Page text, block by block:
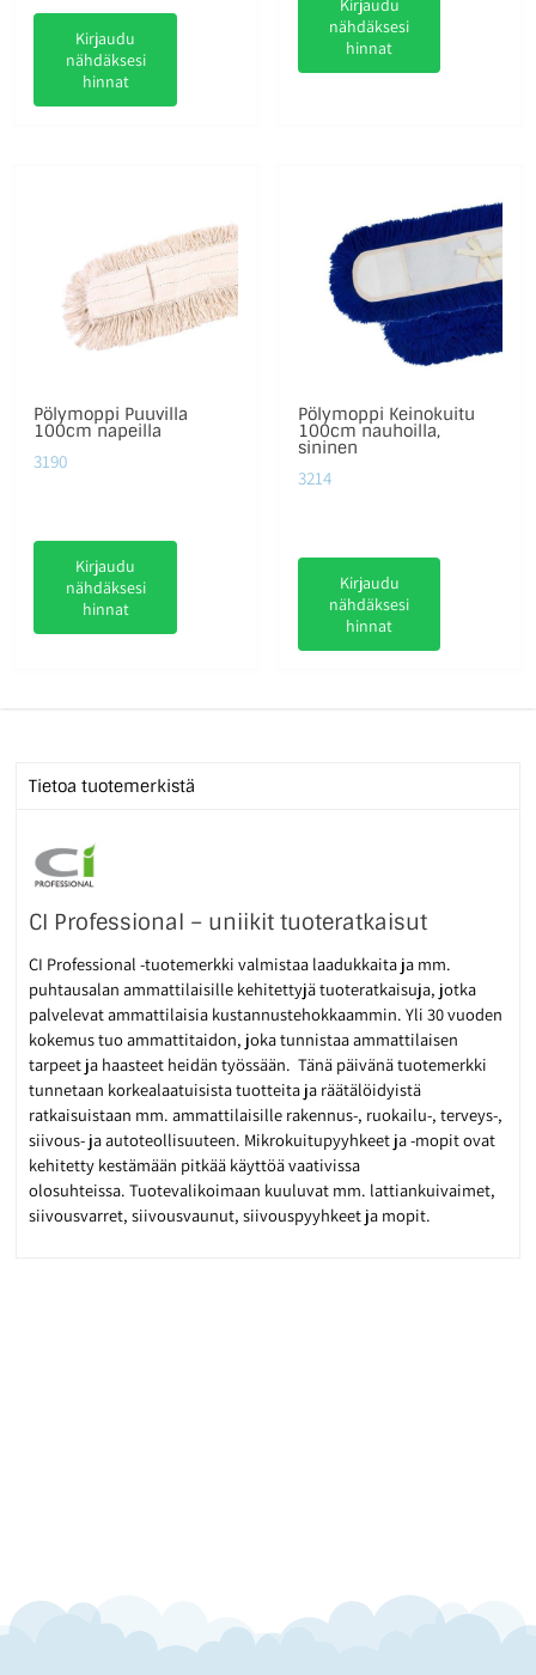
Kirjaudu
nähdäksesi
hinnat
Kirjaudu
nähdäksesi
hinnat
Pölymoppi Puuvilla
100cm napeilla
3190
Kirjaudu
nähdäksesi
hinnat
Pölymoppi Keinokuitu
100cm nauhoilla,
sininen
3214
Kirjaudu
nähdäksesi
hinnat
Tietoa tuotemerkistä
CI Professional – uniikit tuoteratkaisut
CI Professional -tuotemerkki valmistaa laadukkaita ja mm.
puhtausalan ammattilaisille kehitettyjä tuoteratkaisuja, jotka
palvelevat ammattilaisia kustannustehokkaammin. Yli 30 vuoden
kokemus tuo ammattitaidon, joka tunnistaa ammattilaisen
tarpeet ja haasteet heidän työssään. Tänä päivänä tuotemerkki
tunnetaan korkealaatuisista tuotteita ja räätälöidyistä
ratkaisuistaan mm. ammattilaisille rakennus-, ruokailu-, terveys-,
siivous- ja autoteollisuuteen. Mikrokuitupyyhkeet ja -mopit ovat
kehitetty kestämään pitkää käyttöä vaativissa
olosuhteissa. Tuotevalikoimaan kuuluvat mm. lattiankuivaimet,
siivousvarret, siivousvaunut, siivouspyyhkeet ja mopit.